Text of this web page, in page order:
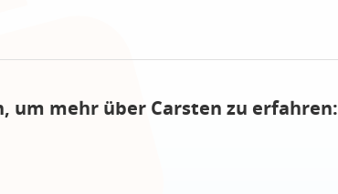
um mehr über Carsten zu erfahren: